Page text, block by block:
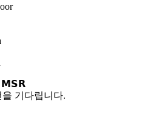
𝗠𝗦𝗥
기다립니다.